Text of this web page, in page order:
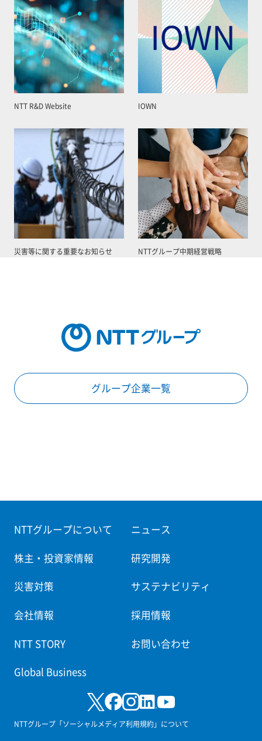
NTT R&D Website IOWN
災害等に関する重要なお知らせ NTTグループ中期経営戦略
グループ企業一覧
NTTグループについて ニュース
株主・投資家情報 研究開発
災害対策 サステナビリティ
会社情報 採用情報
NTT STORY お問い合わせ
Global Business
NTTグループ「ソーシャルメディア利用規約」について